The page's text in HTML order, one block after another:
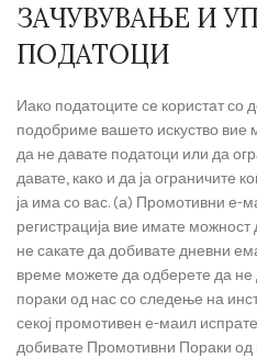
ЗАЧУВУВАЊЕ И
ПОДАТОЦИ
Иако податоците се користат со
подобриме вашето искуство вие
да не давате податоци или да
давате, како и да ја ограничите
ја има со вас. (а) Промотивни е-
регистрација вие имате
не сакате да добивате дневни
време можете да одберете да
пораки од нас со следење на
секој промотивен е-маил
добивате Промотивни Пораки